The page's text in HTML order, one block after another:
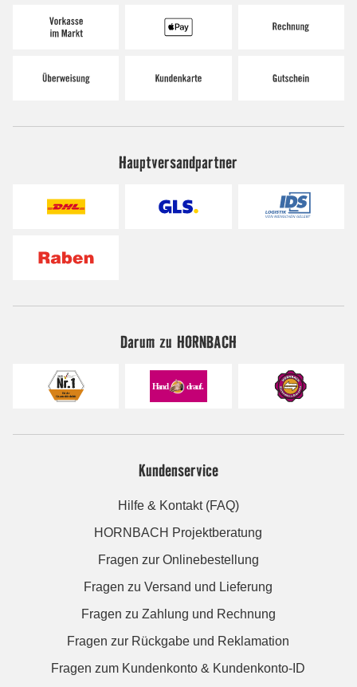
Hauptversandpartner
Darum zu HORNBACH
Kundenservice
Hilfe & Kontakt (FAQ)
HORNBACH Projektberatung
Fragen zur Onlinebestellung
Fragen zu Versand und Lieferung
Fragen zu Zahlung und Rechnung
Fragen zur Rückgabe und Reklamation
Fragen zum Kundenkonto & Kundenkonto-ID